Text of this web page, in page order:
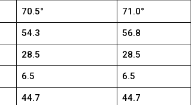
70.5° 71.0°
54.3 56.8
28.5 28.5
6.5 6.5
44.7 44.7